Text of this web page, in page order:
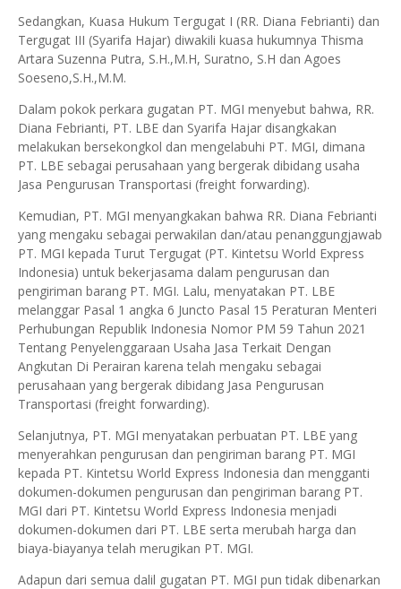
Sedangkan, Kuasa Hukum Tergugat I (RR. Diana Febrianti) dan
Tergugat III (Syarifa Hajar) diwakili kuasa hukumnya Thisma
Artara Suzenna Putra, S.H.,M.H, Suratno, S.H dan Agoes
Soeseno,S.H.,M.M.
Dalam pokok perkara gugatan PT. MGI menyebut bahwa, RR.
Diana Febrianti, PT. LBE dan Syarifa Hajar disangkakan
melakukan bersekongkol dan mengelabuhi PT. MGI, dimana
PT. LBE sebagai perusahaan yang bergerak dibidang usaha
Jasa Pengurusan Transportasi (freight forwarding).
Kemudian, PT. MGI menyangkakan bahwa RR. Diana Febrianti
yang mengaku sebagai perwakilan dan/atau penanggungjawab
PT. MGI kepada Turut Tergugat (PT. Kintetsu World Express
Indonesia) untuk bekerjasama dalam pengurusan dan
pengiriman barang PT. MGI. Lalu, menyatakan PT. LBE
melanggar Pasal 1 angka 6 Juncto Pasal 15 Peraturan Menteri
Perhubungan Republik Indonesia Nomor PM 59 Tahun 2021
Tentang Penyelenggaraan Usaha Jasa Terkait Dengan
Angkutan Di Perairan karena telah mengaku sebagai
perusahaan yang bergerak dibidang Jasa Pengurusan
Transportasi (freight forwarding).
Selanjutnya, PT. MGI menyatakan perbuatan PT. LBE yang
menyerahkan pengurusan dan pengiriman barang PT. MGI
kepada PT. Kintetsu World Express Indonesia dan mengganti
dokumen-dokumen pengurusan dan pengiriman barang PT.
MGI dari PT. Kintetsu World Express Indonesia menjadi
dokumen-dokumen dari PT. LBE serta merubah harga dan
biaya-biayanya telah merugikan PT. MGI.
Adapun dari semua dalil gugatan PT. MGI pun tidak dibenarkan